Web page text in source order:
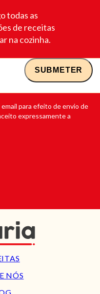
todas as
de receitas
na cozinha.
para efeito de envio de
expressamente a
NÓS